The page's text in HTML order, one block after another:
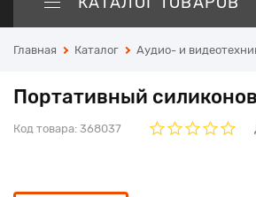
Главная Каталог Аудио- и
Портативный
Код товара: 368037